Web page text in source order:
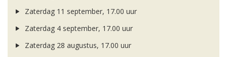
Zaterdag 11 september, 17.00 uur
Zaterdag 4 september, 17.00 uur
Zaterdag 28 augustus, 17.00 uur